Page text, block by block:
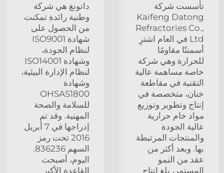
تأسست شركة
Kaifeng Datong
Refractories Co.,
Ltd في العام اشترِ
أسمنتًا مقاومًا
للحرارة وهي شركة
خاصة مساهمة عالية
التقنية في مقاطعة
خنان، متخصصة في
إنتاج وتطوير وتوزيع
مواد خام حرارية
عالية الجودة
والمنتجات المرتبطة
بها. وبعد أكثر من
عقد من النمو
المستمر، بلغ إنتاج
داتونغ هي شركة
وطنية رائدة تمكنت
من الحصول على
شهادة ISO9001
لنظام الجودة،
وشهادة ISO14001
لنظام الإدارة البيئية،
وشهادة
OHSAS1800
للسلامة والصحة
المهنية. وقد تم
إدراجها في 7 أبريل
2016 تحت رمز
السهم 836236.
اليوم، أصبحت
القاعدة الأكبر